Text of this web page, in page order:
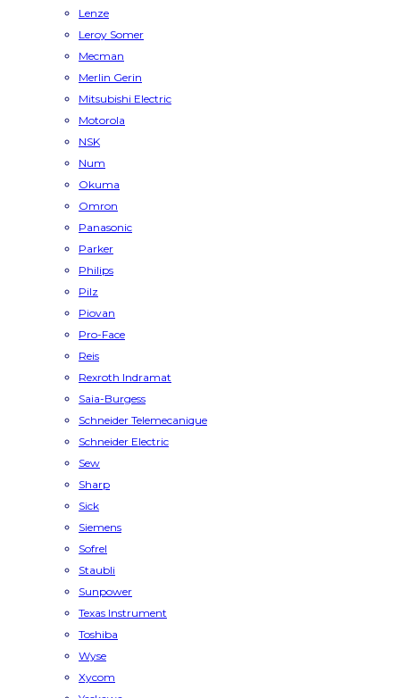
Lenze
Leroy Somer
Mecman
Merlin Gerin
Mitsubishi Electric
Motorola
NSK
Num
Okuma
Omron
Panasonic
Parker
Philips
Pilz
Piovan
Pro-Face
Reis
Rexroth Indramat
Saia-Burgess
Schneider Telemecanique
Schneider Electric
Sew
Sharp
Sick
Siemens
Sofrel
Staubli
Sunpower
Texas Instrument
Toshiba
Wyse
Xycom